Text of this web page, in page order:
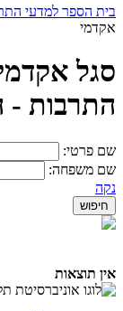
בית הספר למדעי
אקדמי
סגל
התרבות -
שם פרטי:
שם משפחה:
נקה
אין תוצאות